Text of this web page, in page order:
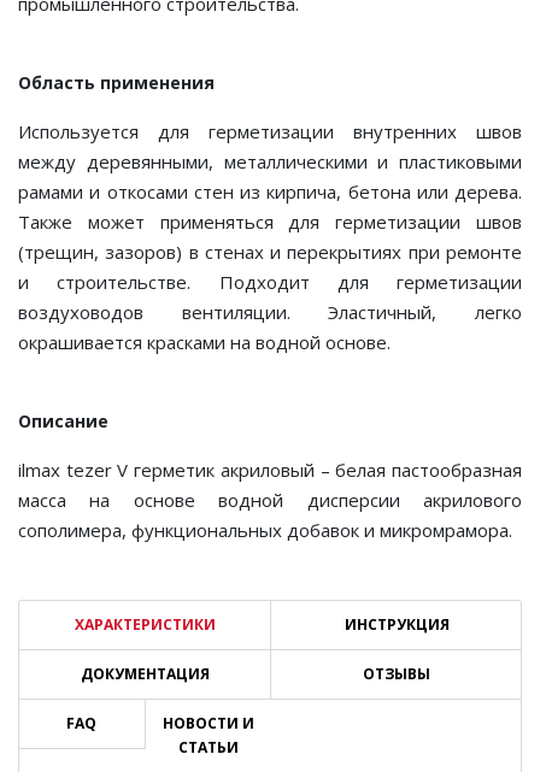
Область применения
Используется для герметизации внутренних швов
между деревянными, металлическими и пластиковыми
рамами и откосами стен из кирпича, бетона или дерева.
Также может применяться для герметизации швов
(трещин, зазоров) в стенах и перекрытиях при ремонте
и строительстве. Подходит для герметизации
воздуховодов вентиляции. Эластичный, легко
окрашивается красками на водной основе.
Описание
ilmax tezer V герметик акриловый – белая пастообразная
масса на основе водной дисперсии акрилового
сополимера, функциональных добавок и микромрамора.
ХАРАКТЕРИСТИКИ ИНСТРУКЦИЯ
ДОКУМЕНТАЦИЯ ОТЗЫВЫ
FAQ
НОВОСТИ И
СТАТЬИ